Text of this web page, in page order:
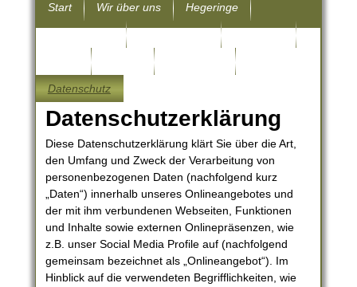
Start Wir über uns Hegeringe
Datenschutz
Datenschutzerklärung
Diese Datenschutzerklärung klärt Sie über die Art,
den Umfang und Zweck der Verarbeitung von
personenbezogenen Daten (nachfolgend kurz
„Daten“) innerhalb unseres Onlineangebotes und
der mit ihm verbundenen Webseiten, Funktionen
und Inhalte sowie externen Onlinepräsenzen, wie
z.B. unser Social Media Profile auf (nachfolgend
gemeinsam bezeichnet als „Onlineangebot“). Im
Hinblick auf die verwendeten Begrifflichkeiten, wie